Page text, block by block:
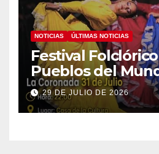
NOTICIAS ÚLTIMAS NOTICIAS
Festival
Pueblos del
29 DE JULIO DE 2026